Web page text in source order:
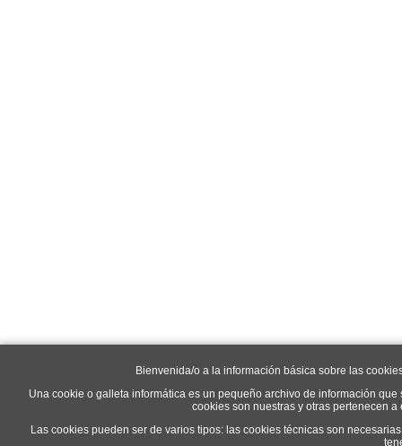
Bienvenida/o a la información básica sobre las
Una cookie o galleta informática es un pequeño archivo de información
cookies son nuestras y otras pertenecen
Las cookies pueden ser de varios tipos: las cookies técnicas son